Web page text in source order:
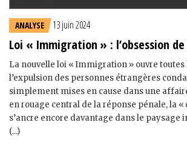
ANALYSE 13 juin 2024
Loi « Immigration » : l’obsession de
La nouvelle loi « Immigration » ouvre toutes
l’expulsion des personnes étrangères
simplement mises en cause dans une
en rouage central de la réponse pénale, la «
s’ancre encore davantage dans le paysage
(...)